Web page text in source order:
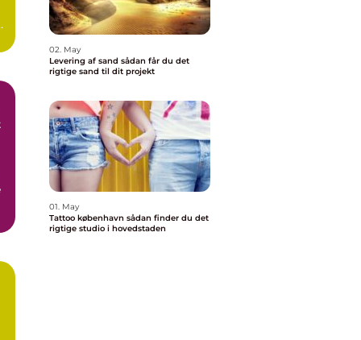
02. May
Levering af sand sådan får du det
rigtige sand til dit projekt
01. May
Tattoo københavn sådan finder du det
rigtige studio i hovedstaden